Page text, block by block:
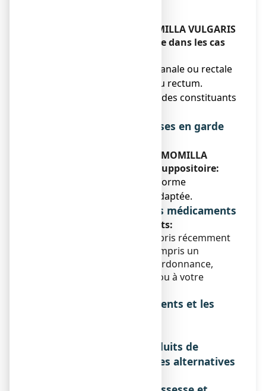
N'utilisez jamais CHAMOMILLA VULGARIS
9 CH BOIRON, suppositoire dans les cas
● Inflammation récente anale ou rectale
ou saignement récent du rectum.
● Hypersensibilité à l'un des constituants
Précautions d'emploi ; mises en garde
Faites attention avec CHAMOMILLA
VULGARIS 9 CH BOIRON, suppositoire:
● En cas de diarrhée, la forme
suppositoire n'est pas adaptée.
Interactions avec d'autres médicaments
Prise d'autres médicaments:
Si votre enfant prend ou a pris récemment
un autre médicament, y compris un
médicament obtenu sans ordonnance,
parlez-en à votre médecin ou à votre
Interactions avec les aliments et les
Interactions avec les produits de
phytothérapie ou thérapies alternatives